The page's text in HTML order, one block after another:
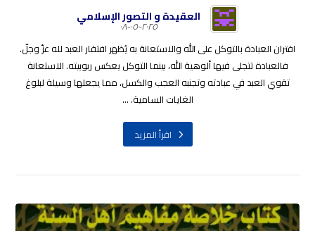
العقيدة و التصور الإسلامي
٢٠٢٥-٠٥-٠٨
اقتران العبادة بالتوكل على الله والاستعانة به يُظهر افتقار العبد لله عزّ وجلّ.
فالعبادة تتجلى فيها ألوهية الله، بينما التوكل يعكس ربوبيته. الاستعانة
تقوي العبد في عبادته وتجنبه العجب والكسل، مما يجعلها وسيلة لبلوغ
الغايات السامية. ...
اقرأ المزيد